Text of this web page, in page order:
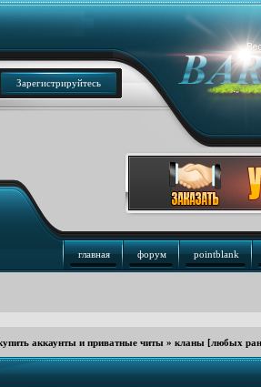
Зарегистрируйтесь
главная форум pointblank
аккаунты и приватные читы » кланы [любых